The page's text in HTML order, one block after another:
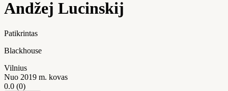
Andžej Lucinskij
Patikrintas
Blackhouse
Vilnius
Nuo 2019 m. kovas
0.0 (0)